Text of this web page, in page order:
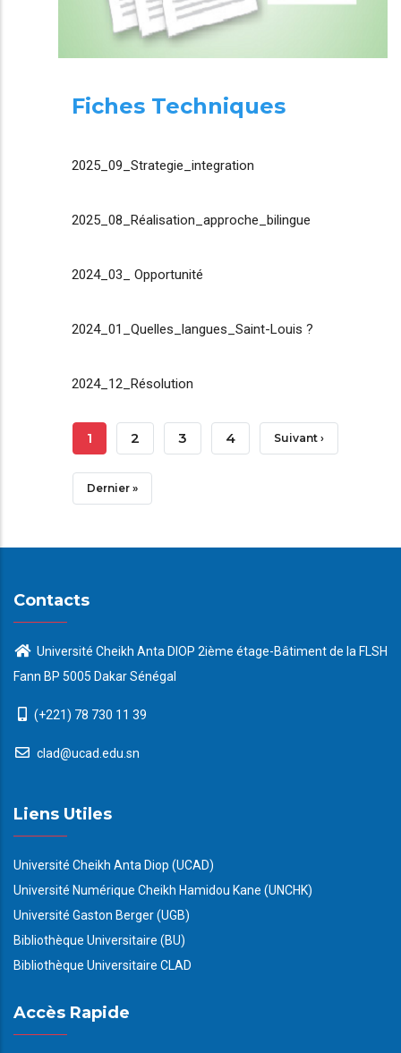
Fiches Techniques
2025_09_Strategie_integration
2025_08_Réalisation_approche_bilingue
2024_03_ Opportunité
2024_01_Quelles_langues_Saint-Louis ?
2024_12_Résolution
Pagination
Page
Courante
1 Page
2 Page
3 Page
4 Page
Suivant ›
Dernière
Dernier »
Contacts
Université Cheikh Anta DIOP 2ième étage-Bâtiment de la FLSH
Fann BP 5005 Dakar Sénégal
(+221) 78 730 11 39
clad@ucad.edu.sn
Liens Utiles
Université Cheikh Anta Diop (UCAD)
Université Numérique Cheikh Hamidou Kane (UNCHK)
Université Gaston Berger (UGB)
Bibliothèque Universitaire (BU)
Bibliothèque Universitaire CLAD
Accès Rapide